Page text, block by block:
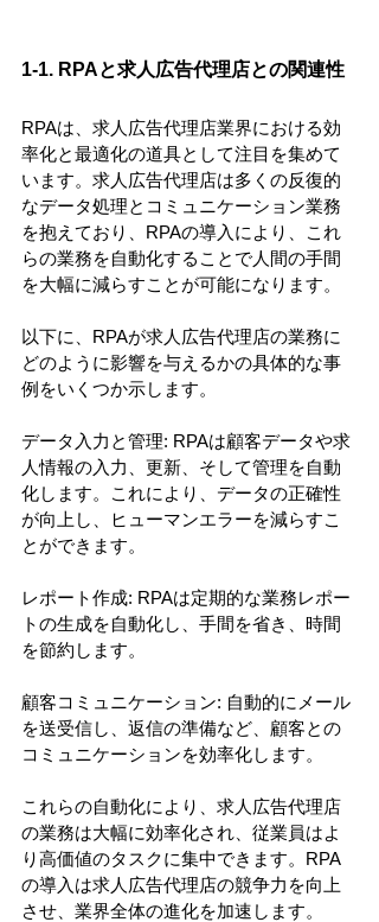
1-1. RPAと求人広告代理店との関連性
RPAは、求人広告代理店業界における効
率化と最適化の道具として注目を集めて
います。求人広告代理店は多くの反復的
なデータ処理とコミュニケーション業務
を抱えており、RPAの導入により、これ
らの業務を自動化することで人間の手間
を大幅に減らすことが可能になります。
以下に、RPAが求人広告代理店の業務に
どのように影響を与えるかの具体的な事
例をいくつか示します。
データ入力と管理: RPAは顧客データや求
人情報の入力、更新、そして管理を自動
化します。これにより、データの正確性
が向上し、ヒューマンエラーを減らすこ
とができます。
レポート作成: RPAは定期的な業務レポー
トの生成を自動化し、手間を省き、時間
を節約します。
顧客コミュニケーション: 自動的にメール
を送受信し、返信の準備など、顧客との
コミュニケーションを効率化します。
これらの自動化により、求人広告代理店
の業務は大幅に効率化され、従業員はよ
り高価値のタスクに集中できます。RPA
の導入は求人広告代理店の競争力を向上
させ、業界全体の進化を加速します。